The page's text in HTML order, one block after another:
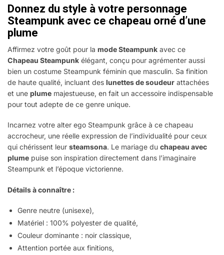
Donnez du style à votre personnage
Steampunk avec ce chapeau orné d’une
plume
Affirmez votre goût pour la mode Steampunk avec ce
Chapeau Steampunk élégant, conçu pour agrémenter aussi
bien un costume Steampunk féminin que masculin. Sa finition
de haute qualité, incluant des lunettes de soudeur attachées
et une plume majestueuse, en fait un accessoire indispensable
pour tout adepte de ce genre unique.
Incarnez votre alter ego Steampunk grâce à ce chapeau
accrocheur, une réelle expression de l’individualité pour ceux
qui chérissent leur steamsona. Le mariage du chapeau avec
plume puise son inspiration directement dans l’imaginaire
Steampunk et l’époque victorienne.
Détails à connaître :
Genre neutre (unisexe),
Matériel : 100% polyester de qualité,
Couleur dominante : noir classique,
Attention portée aux finitions,